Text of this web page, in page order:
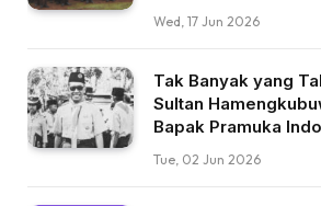
Wed, 17 Jun 2026
Tak Banyak yang
Sultan
Bapak Pramuka
Tue, 02 Jun 2026